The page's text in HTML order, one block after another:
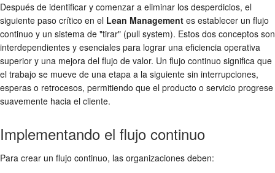
Después de identificar y comenzar a eliminar los desperdicios, el
siguiente paso crítico en el Lean Management es establecer un flujo
continuo y un sistema de "tirar" (pull system). Estos dos conceptos son
interdependientes y esenciales para lograr una eficiencia operativa
superior y una mejora del flujo de valor. Un flujo continuo significa que
el trabajo se mueve de una etapa a la siguiente sin interrupciones,
esperas o retrocesos, permitiendo que el producto o servicio progrese
suavemente hacia el cliente.
Implementando el flujo continuo
Para crear un flujo continuo, las organizaciones deben: